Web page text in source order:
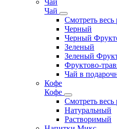
Чай
Чай
Смотреть весь
Черный
Черный
Зеленый
Зеленый
Фруктово-
Чай в
Кофе
Кофе
Смотреть весь
Натуральный
Растворимый